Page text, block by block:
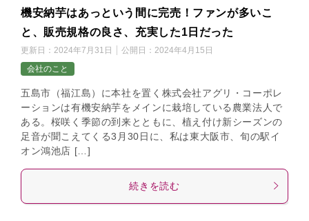
機安納芋はあっという間に完売！ファンが多いこ
と、販売規格の良さ、充実した1日だった
更新日： 2024年7月31日 公開日： 2024年4月15日
会社のこと
五島市（福江島）に本社を置く株式会社アグリ・コーポレ
ーションは有機安納芋をメインに栽培している農業法人で
ある。桜咲く季節の到来とともに、植え付け新シーズンの
足音が聞こえてくる3月30日に、私は東大阪市、旬の駅イ
オン鴻池店 […]
続きを読む